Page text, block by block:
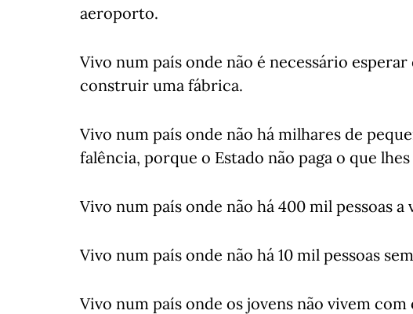
aeroporto.
Vivo num país onde não é necessário
construir uma fábrica.
Vivo num país onde não há milhares de
falência, porque o Estado não paga o que
Vivo num país onde não há 400 mil pessoas a
Vivo num país onde não há 10 mil pessoas
Vivo num país onde os jovens não vivem com